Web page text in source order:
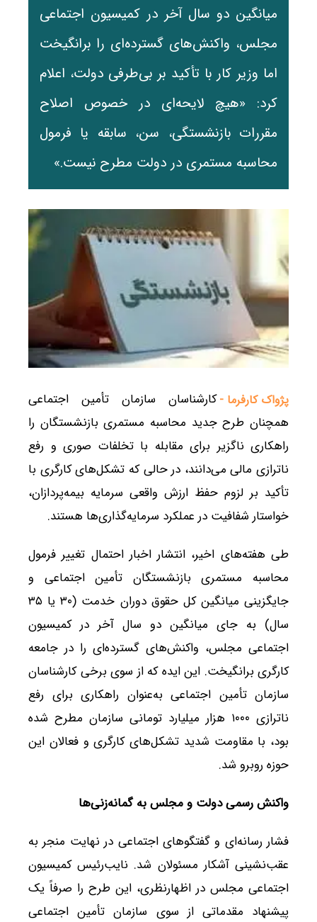
میانگین دو سال آخر در کمیسیون اجتماعی
مجلس، واکنش‌های گسترده‌ای را برانگیخت
اما وزیر کار با تأکید بر بی‌طرفی دولت، اعلام
کرد: «هیچ لایحه‌ای در خصوص اصلاح
مقررات بازنشستگی، سن، سابقه یا فرمول
محاسبه مستمری در دولت مطرح نیست.»
پژواک کارفرما - کارشناسان سازمان تأمین اجتماعی
همچنان طرح جدید محاسبه مستمری بازنشستگان را
راهکاری ناگزیر برای مقابله با تخلفات صوری و رفع
ناترازی مالی می‌دانند، در حالی که تشکل‌های کارگری با
تأکید بر لزوم حفظ ارزش واقعی سرمایه بیمه‌پردازان،
خواستار شفافیت در عملکرد سرمایه‌گذاری‌ها هستند.
طی هفته‌های اخیر، انتشار اخبار احتمال تغییر فرمول
محاسبه مستمری بازنشستگان تأمین اجتماعی و
جایگزینی میانگین کل حقوق دوران خدمت (۳۰ یا ۳۵
سال) به جای میانگین دو سال آخر در کمیسیون
اجتماعی مجلس، واکنش‌های گسترده‌ای را در جامعه
کارگری برانگیخت. این ایده که از سوی برخی کارشناسان
سازمان تأمین اجتماعی به‌عنوان راهکاری برای رفع
ناترازی ۱۰۰۰ هزار میلیارد تومانی سازمان مطرح شده
بود، با مقاومت شدید تشکل‌های کارگری و فعالان این
حوزه روبرو شد.
واکنش رسمی دولت و مجلس به گمانه‌زنی‌ها
فشار رسانه‌ای و گفتگوهای اجتماعی در نهایت منجر به
عقب‌نشینی آشکار مسئولان شد. نایب‌رئیس کمیسیون
اجتماعی مجلس در اظهارنظری، این طرح را صرفاً یک
پیشنهاد مقدماتی از سوی سازمان تأمین اجتماعی